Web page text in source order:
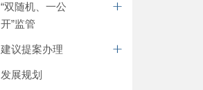
“双随机、一公
开”监管
建议提案办理
发展规划